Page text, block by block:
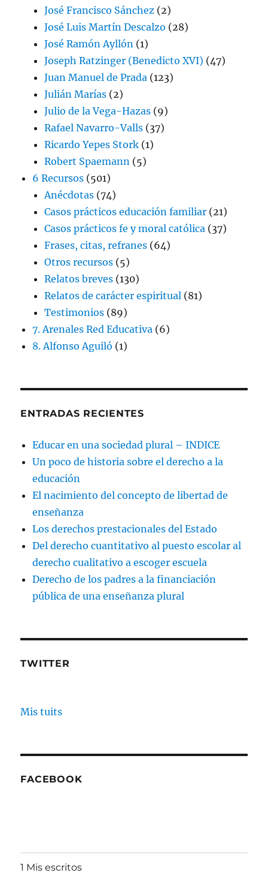
José Francisco Sánchez (2)
José Luis Martín Descalzo (28)
José Ramón Ayllón (1)
Joseph Ratzinger (Benedicto XVI) (47)
Juan Manuel de Prada (123)
Julián Marías (2)
Julio de la Vega-Hazas (9)
Rafael Navarro-Valls (37)
Ricardo Yepes Stork (1)
Robert Spaemann (5)
6 Recursos (501)
Anécdotas (74)
Casos prácticos educación familiar (21)
Casos prácticos fe y moral católica (37)
Frases, citas, refranes (64)
Otros recursos (5)
Relatos breves (130)
Relatos de carácter espiritual (81)
Testimonios (89)
7. Arenales Red Educativa (6)
8. Alfonso Aguiló (1)
ENTRADAS RECIENTES
Educar en una sociedad plural – INDICE
Un poco de historia sobre el derecho a la
educación
El nacimiento del concepto de libertad de
enseñanza
Los derechos prestacionales del Estado
Del derecho cuantitativo al puesto escolar al
derecho cualitativo a escoger escuela
Derecho de los padres a la financiación
pública de una enseñanza plural
TWITTER
Mis tuits
FACEBOOK
1 Mis escritos